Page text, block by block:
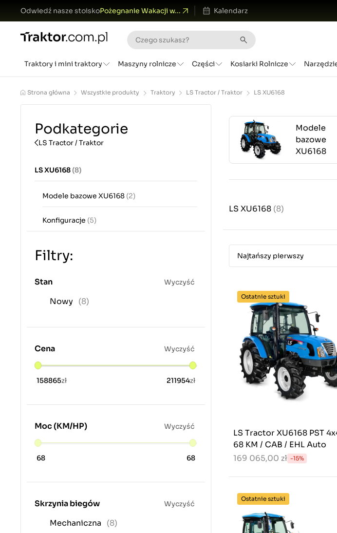
Odwiedź nasze stoiskoPożegnanie Wakacji w... Kalendarz
Traktory i mini traktory Maszyny rolnicze Części Kosiarki Rolnicze
Strona główna Wszystkie produkty Traktory LS Tractor / Traktor LS XU6168
Podkategorie
LS Tractor / Traktor
LS XU6168(8)
Modele bazowe XU6168 (2)
Konfiguracje (5)
Filtry:
Stan Wyczyść
Nowy (8)
Cena Wyczyść
158865zł 211954zł
Moc (KM/HP) Wyczyść
68 68
Skrzynia biegów Wyczyść
Mechaniczna
(8)
Modele
bazowe
XU6168
LS XU6168 (8)
Najtańszy pierwszy
Ostatnie sztuki
LS Tractor XU6168 PST
68 KM / CAB / EHL Auto
169 065,00 zł -15%
Ostatnie sztuki